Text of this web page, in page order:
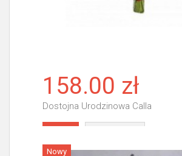
158.00 zł
Dostojna Urodzinowa Calla
Nowy